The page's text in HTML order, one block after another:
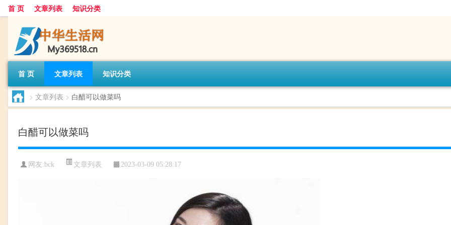
首 页 文章列表 知识分类
首 页 文章列表 知识分类
> 文章列表 > 白醋可以做菜吗
白醋可以做菜吗
网友:bck 文章列表 2023-03-09 05:28:17